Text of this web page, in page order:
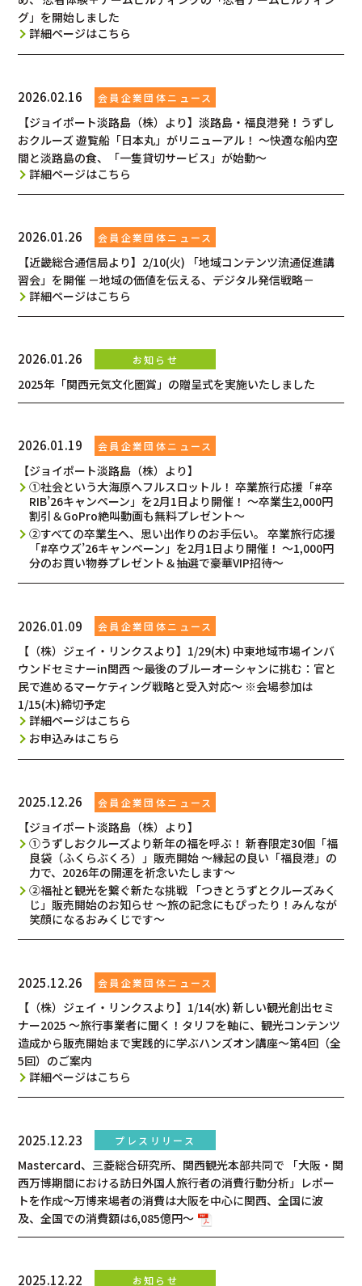
グ」を開始しました
詳細ページはこちら
2026.02.16
【ジョイポート淡路島（株）より】淡路島・福良港発！うずし
おクルーズ 遊覧船「日本丸」がリニューアル！ ～快適な船内空
間と淡路島の食、「一隻貸切サービス」が始動～
詳細ページはこちら
2026.01.26
【近畿総合通信局より】2/10(火) 「地域コンテンツ流通促進講
習会」を開催 －地域の価値を伝える、デジタル発信戦略－
詳細ページはこちら
2026.01.26
2025年「関西元気文化圏賞」の贈呈式を実施いたしました
2026.01.19
【ジョイポート淡路島（株）より】
①社会という大海原へフルスロットル！ 卒業旅行応援「#卒
RIB’26キャンペーン」を2月1日より開催！ ～卒業生2,000円
割引＆GoPro絶叫動画も無料プレゼント～
②すべての卒業生へ、思い出作りのお手伝い。 卒業旅行応援
「#卒ウズ’26キャンペーン」を2月1日より開催！ ～1,000円
分のお買い物券プレゼント＆抽選で豪華VIP招待～
2026.01.09
【（株）ジェイ・リンクスより】1/29(木) 中東地域市場インバ
ウンドセミナーin関西 ～最後のブルーオーシャンに挑む：官と
民で進めるマーケティング戦略と受入対応～ ※会場参加は
1/15(木)締切予定
詳細ページはこちら
お申込みはこちら
2025.12.26
【ジョイポート淡路島（株）より】
①うずしおクルーズより新年の福を呼ぶ！ 新春限定30個「福
良袋（ふくらぶくろ）」販売開始 ～縁起の良い「福良港」の
力で、2026年の開運を祈念いたします～
②福祉と観光を繋ぐ新たな挑戦 「つきとうずとクルーズみく
じ」販売開始のお知らせ ～旅の記念にもぴったり！みんなが
笑顔になるおみくじです～
2025.12.26
【（株）ジェイ・リンクスより】1/14(水) 新しい観光創出セミ
ナー2025 ～旅行事業者に聞く！タリフを軸に、観光コンテンツ
造成から販売開始まで実践的に学ぶハンズオン講座～第4回（全
5回）のご案内
詳細ページはこちら
2025.12.23
Mastercard、三菱総合研究所、関西観光本部共同で 「大阪・関
西万博期間における訪日外国人旅行者の消費行動分析」レポー
トを作成～万博来場者の消費は大阪を中心に関西、全国に波
及、全国での消費額は6,085億円～
2025.12.22